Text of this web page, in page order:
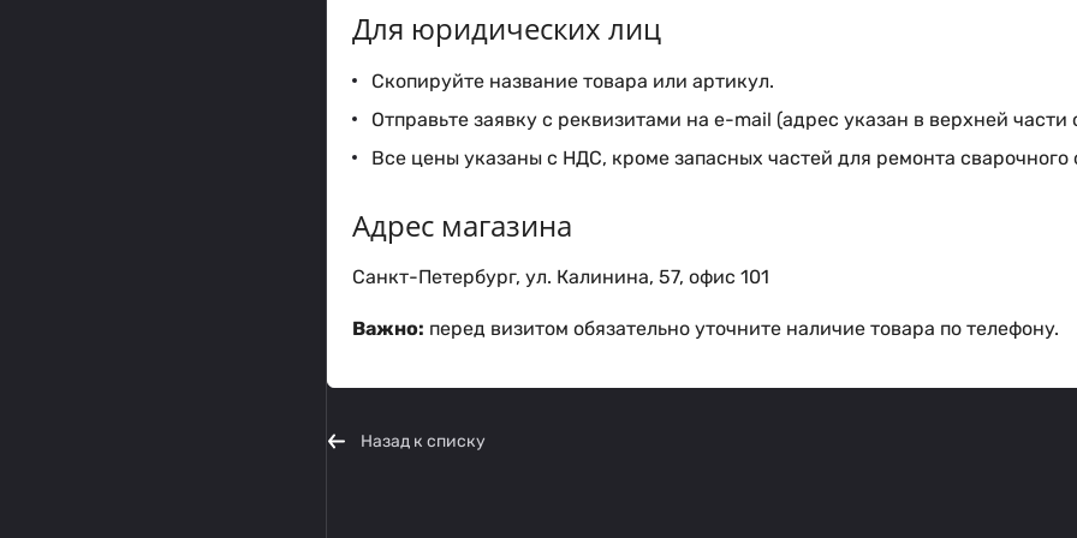
Для юридических лиц
Скопируйте название товара или артикул.
Отправьте заявку с реквизитами на e-mail (адрес указан в верхней части
Все цены указаны с НДС, кроме запасных частей для ремонта сварочного
Адрес магазина
Санкт-Петербург, ул. Калинина, 57, офис 101
Важно: перед визитом обязательно уточните наличие товара по телефону.
Назад к списку